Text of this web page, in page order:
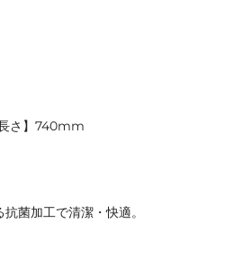
さ】740mm
菌加工で清潔・快適。